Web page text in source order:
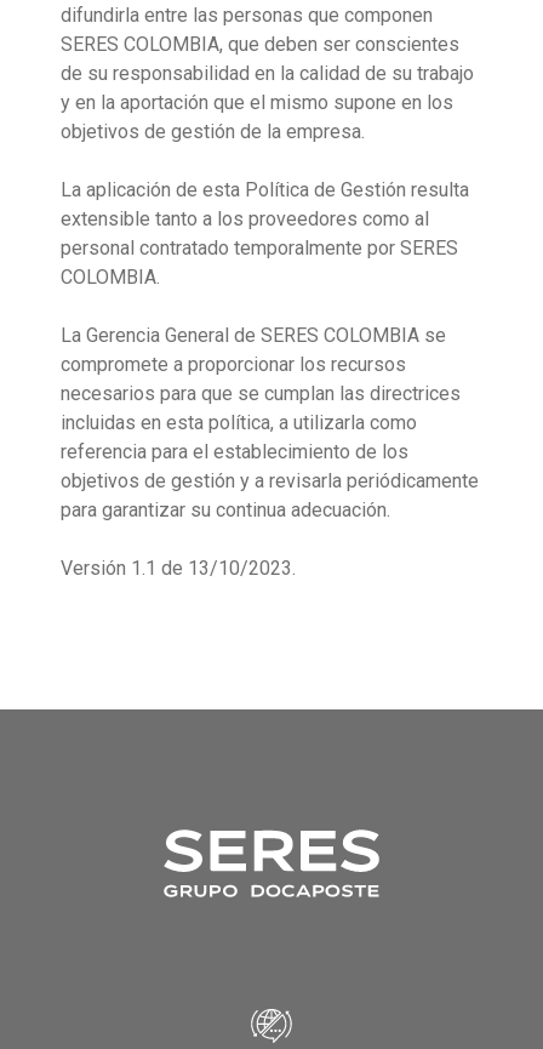
difundirla entre las personas que componen
SERES COLOMBIA, que deben ser conscientes
de su responsabilidad en la calidad de su trabajo
y en la aportación que el mismo supone en los
objetivos de gestión de la empresa.
La aplicación de esta Política de Gestión resulta
extensible tanto a los proveedores como al
personal contratado temporalmente por SERES
COLOMBIA.
La Gerencia General de SERES COLOMBIA se
compromete a proporcionar los recursos
necesarios para que se cumplan las directrices
incluidas en esta política, a utilizarla como
referencia para el establecimiento de los
objetivos de gestión y a revisarla periódicamente
para garantizar su continua adecuación.
Versión 1.1 de 13/10/2023.